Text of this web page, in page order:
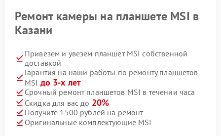
Ремонт камеры на планшете MSI в
Казани
Привезем и увезем планшет MSI собственной
доставкой
Гарантия на наши работы по ремонту планшетов
MSI до 3-х лет
Срочный ремонт планшетов MSI в течении часа
Скидка для вас до 20%
Получите 1500 рублей на ремонт
Оригинальные комплектующие MSI